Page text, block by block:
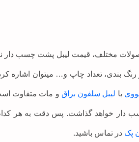
مختلف، قیمت لیبل پشت چسب دار
بندی، تعداد چاپ و… میتوان اشاره
با لیبل سلفون براق و مات متفاوت
دار خواهد گذاشت. پس دقت به هر
پک در تماس باشید.